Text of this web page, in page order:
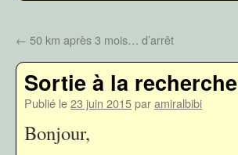
← 50 km après 3 mois… d’arrêt
Sortie à la
Publié le23 juin 2015paramiralbibi
Bonjour,